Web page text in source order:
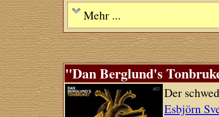
Mehr ...
"Dan Berglund's
Der
Esbjörn